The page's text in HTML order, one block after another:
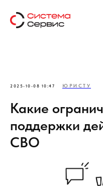
2025-10-08 10:47 ЮРИСТУ
Какие
поддержки
СВО